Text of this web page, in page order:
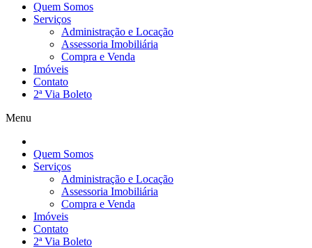
Quem Somos
Serviços
Administração e Locação
Assessoria Imobiliária
Compra e Venda
Imóveis
Contato
2ª Via Boleto
Menu
Quem Somos
Serviços
Administração e Locação
Assessoria Imobiliária
Compra e Venda
Imóveis
Contato
2ª Via Boleto